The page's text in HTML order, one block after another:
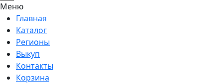
Меню
Главная
Каталог
Регионы
Выкуп
Контакты
Корзина